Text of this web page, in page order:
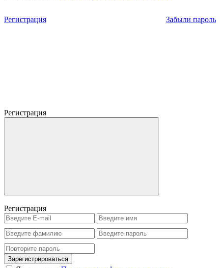
Регистрация Забыли пароль
Регистрация
Регистрация
Зарегистрироваться